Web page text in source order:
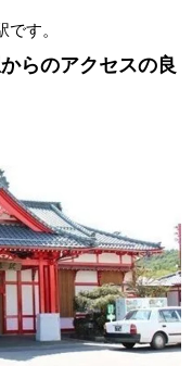
す。
らのアクセスの良